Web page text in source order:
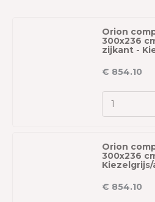
Orion
300x236
zijkant -
€ 854.10
Orion
300x236
€ 854.10